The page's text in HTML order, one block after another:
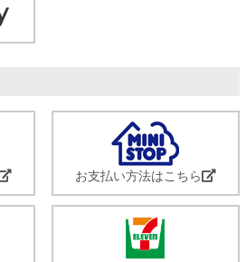
お支払い方法はこちら